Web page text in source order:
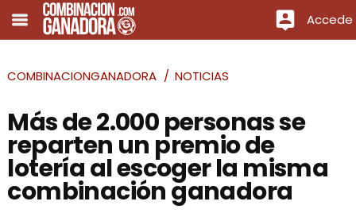
Accede
COMBINACIONGANADORA NOTICIAS
Más de 2.000 personas se
reparten un premio de
lotería al escoger la misma
combinación ganadora